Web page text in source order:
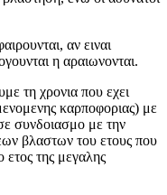
αν ειναι
η αραιωνονται.
τη χρονια που εχει
καρποφοριας) με
συνδοιασμο με την
βλαστων του ετους που
ετος της μεγαλης